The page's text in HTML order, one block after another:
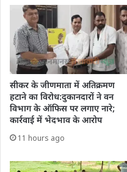
सीकर के जीणमाता में अतिक्रमण
हटाने का विरोध:दुकानदारों ने वन
विभाग के ऑफिस पर लगाए नारे;
कार्रवाई में भेदभाव के आरोप
11 hours ago